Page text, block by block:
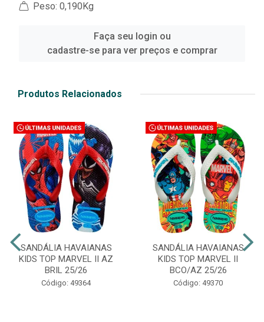
Peso: 0,190Kg
Faça seu login ou
cadastre-se para ver preços e comprar
Produtos Relacionados
SANDÁLIA HAVAIANAS
KIDS TOP MARVEL II AZ
BRIL 25/26
Código: 49364
SANDÁLIA HAVAIANAS
KIDS TOP MARVEL II
BCO/AZ 25/26
Código: 49370